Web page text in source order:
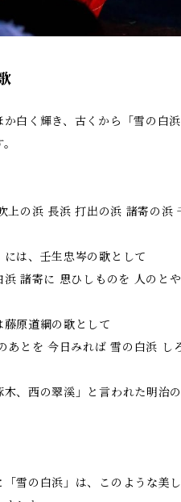
白く輝き、古くから「雪の白
の浜 長浜 打出の浜 諸寄の浜
には、壬生忠岑の歌として
諸寄に 思ひしものを 人のと
藤原道綱の歌として
あとを 今日みれば 雪の白浜 し
木、西の翠溪」と言われた明治
雪の白浜」は、このような美